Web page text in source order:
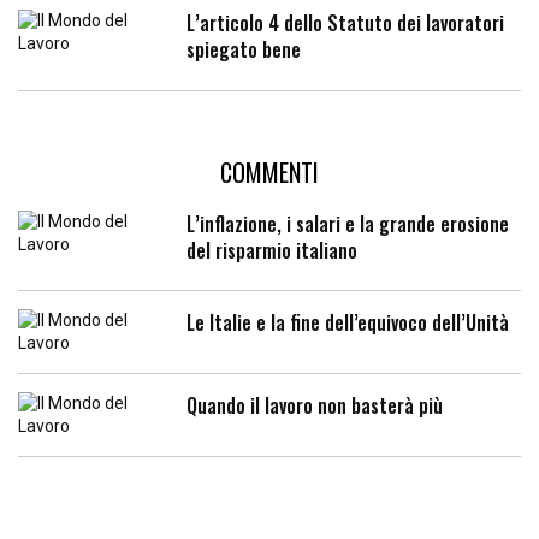
L’articolo 4 dello Statuto dei lavoratori
spiegato bene
COMMENTI
L’inflazione, i salari e la grande erosione
del risparmio italiano
Le Italie e la fine dell’equivoco dell’Unità
Quando il lavoro non basterà più